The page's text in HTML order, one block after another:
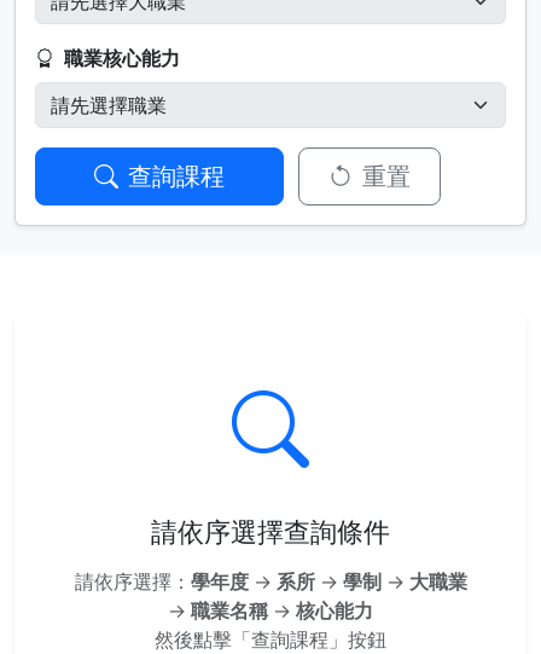
職業核心能力
查詢課程 重置
請依序選擇查詢條件
請依序選擇： 學年度→ 系所→ 學制→ 大職業
→ 職業名稱 → 核心能力
然後點擊「查詢課程」按鈕